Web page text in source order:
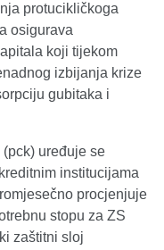
protucikličkoga
osigurava
koji tijekom
izbijanja krize
gubitaka i
uređuje se
institucijama
procjenjuje
stopu za ZS
zaštitni sloj